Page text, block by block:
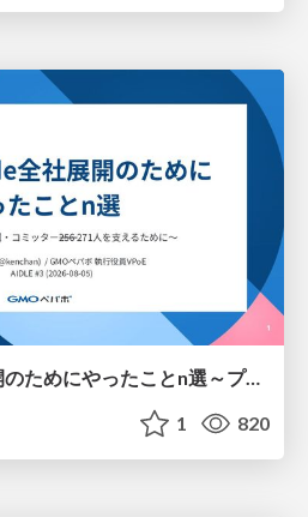
Claude Code全社展開のためにやったことn選～プラグイン302個・コミッター271人を支えるために～
1 820